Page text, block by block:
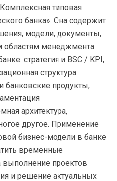
типовая
банка». Она содержит
модели, документы,
областям менеджмента
стратегия и BSC / KPI,
структура
банковские продукты,
архитектура,
другое. Применение
бизнес-модели в банке
временные
выполнение проектов
и решение актуальных